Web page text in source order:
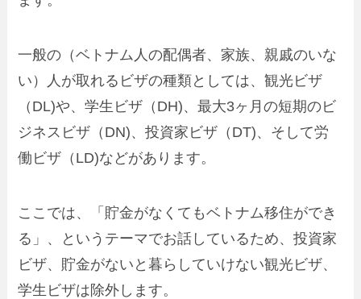
一般の（ベトナム人の配偶者、家族、親戚のいな
い）人が取れるビザの種類としては、観光ビザ
（DL)や、学生ビザ（DH)、最大3ヶ月の短期のビ
ジネスビザ（DN)、投資家ビザ（DT)、そして労
働ビザ（LD)などがあります。
ここでは、「貯金がなくてもベトナム移住ができ
る」、というテーマでお話しているため、投資家
ビザ、貯金がないと暮らしていけない観光ビザ、
学生ビザは除外します。